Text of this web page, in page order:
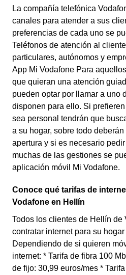
La compañía telefónica
canales para atender a sus
preferencias de cada uno se
Teléfonos de atención al
particulares, autónomos y
App Mi Vodafone Para
que quieran una atención
pueden optar por llamar a uno
disponen para ello. Si
sea personal tendrán que
a su hogar, sobre todo
apertura y si es necesario
muchas de las gestiones se
aplicación móvil Mi Vodafone.
Conoce qué tarifas de
Vodafone en Hellín
Todos los clientes de Hellín de
contratar internet para su
Dependiendo de si quieren
internet: * Tarifa de fibra 100
de fijo: 30,99 euros/mes *